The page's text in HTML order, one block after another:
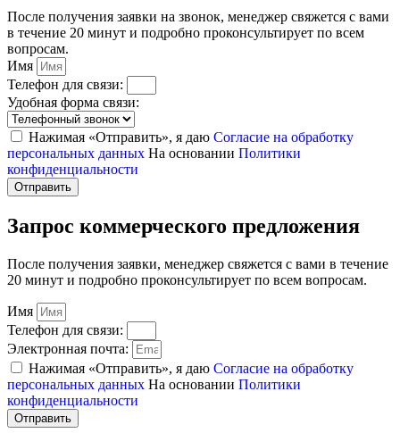
После получения заявки на звонок, менеджер свяжется с вами
в течение 20 минут и подробно проконсультирует по всем
вопросам.
Имя
Телефон для связи:
Удобная форма связи:
Нажимая «Отправить», я даю Согласие на обработку
персональных данных На основании Политики
конфиденциальности
Отправить
Запрос коммерческого предложения
После получения заявки, менеджер свяжется с вами в течение
20 минут и подробно проконсультирует по всем вопросам.
Имя
Телефон для связи:
Электронная почта:
Нажимая «Отправить», я даю Согласие на обработку
персональных данных На основании Политики
конфиденциальности
Отправить